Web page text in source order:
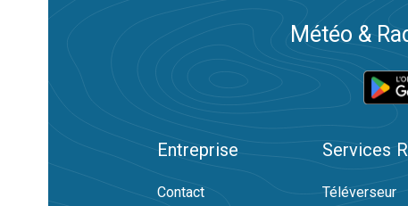
Météo &
Entreprise
Contact
Services
Téléverseur